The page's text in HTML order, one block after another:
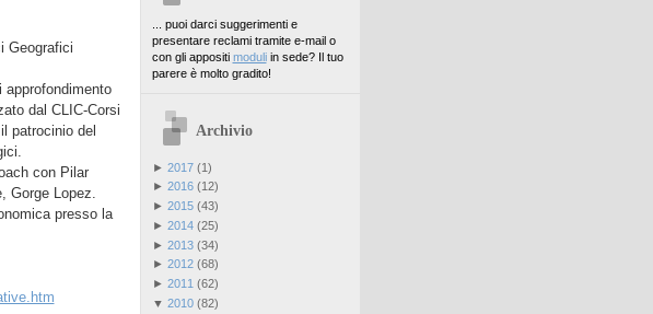
Geografici
dal CLIC-Corsi
patrocinio del
con Pilar
Gorge Lopez.
presso la
... puoi darci suggerimenti e
presentare reclami tramite e-mail o
con gli appositi moduliin sede? Il tuo
parere è molto gradito!
Archivio
► 2017(1)
► 2016(12)
► 2015(43)
► 2014(25)
► 2013(34)
► 2012(68)
► 2011 (62)
▼ 2010(82)